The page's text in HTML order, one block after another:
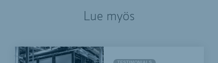
Lue myös